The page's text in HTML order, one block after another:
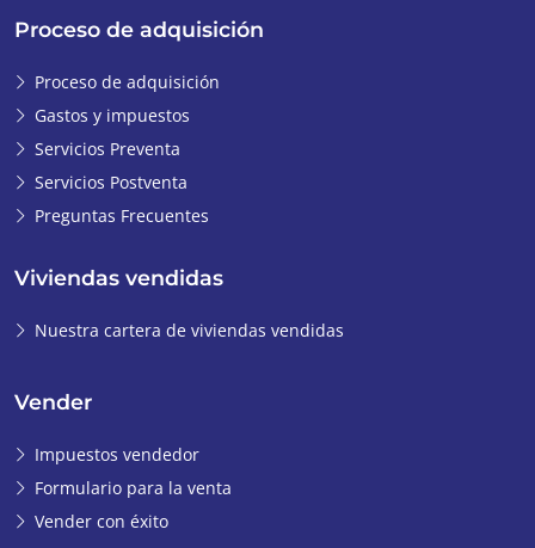
Proceso de adquisición
Proceso de adquisición
Gastos y impuestos
Servicios Preventa
Servicios Postventa
Preguntas Frecuentes
Viviendas vendidas
Nuestra cartera de viviendas vendidas
Vender
Impuestos vendedor
Formulario para la venta
Vender con éxito